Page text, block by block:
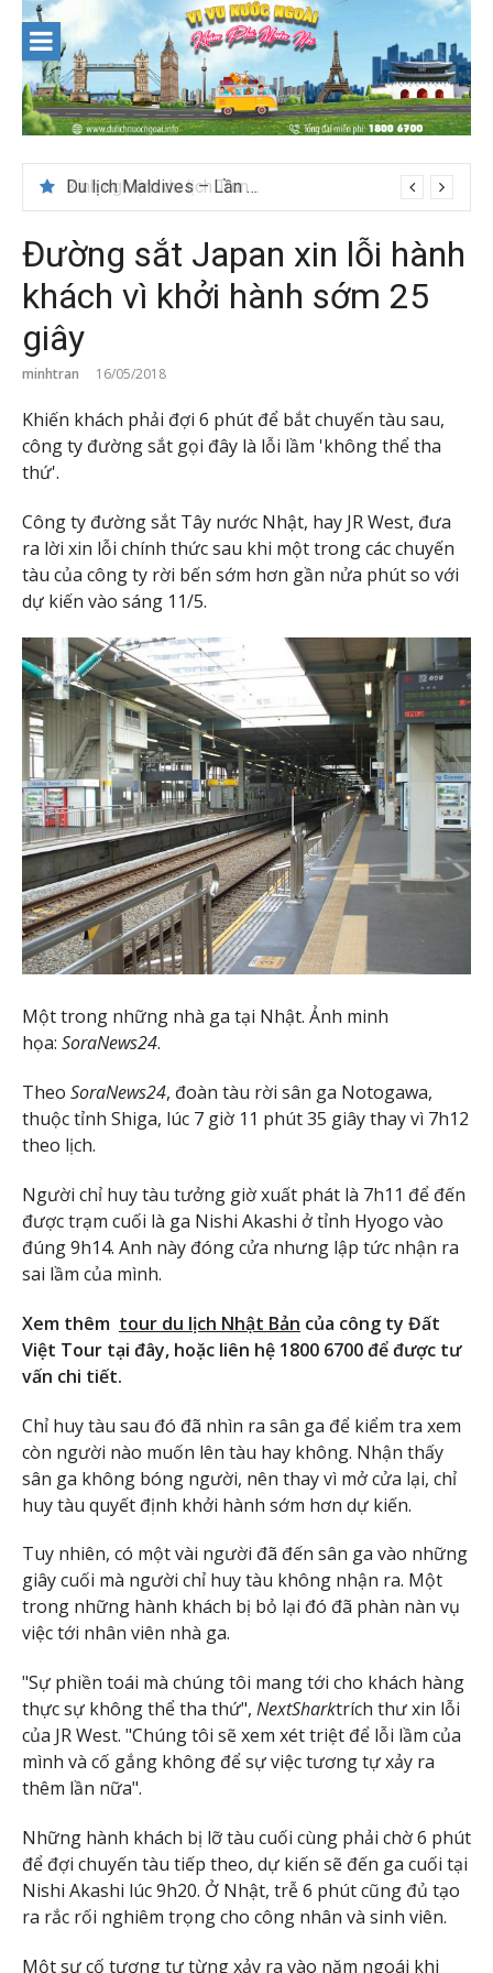
content
Du lịch Maldives – Lần đầu nên đi đâu, chơi gì?
Đường sắt Japan xin lỗi hành
khách vì khởi hành sớm 25
giây
minhtran 16/05/2018
Khiến khách phải đợi 6 phút để bắt chuyến tàu sau,
công ty đường sắt gọi đây là lỗi lầm 'không thể tha
thứ'.
Công ty đường sắt Tây nước Nhật, hay JR West, đưa
ra lời xin lỗi chính thức sau khi một trong các chuyến
tàu của công ty rời bến sớm hơn gần nửa phút so với
dự kiến vào sáng 11/5.
Một trong những nhà ga tại Nhật. Ảnh minh
họa: SoraNews24.
Theo SoraNews24, đoàn tàu rời sân ga Notogawa,
thuộc tỉnh Shiga, lúc 7 giờ 11 phút 35 giây thay vì 7h12
theo lịch.
Người chỉ huy tàu tưởng giờ xuất phát là 7h11 để đến
được trạm cuối là ga Nishi Akashi ở tỉnh Hyogo vào
đúng 9h14. Anh này đóng cửa nhưng lập tức nhận ra
sai lầm của mình.
Xem thêm tour du lịch Nhật Bản của công ty Đất
Việt Tour tại đây, hoặc liên hệ 1800 6700 để được tư
vấn chi tiết.
Chỉ huy tàu sau đó đã nhìn ra sân ga để kiểm tra xem
còn người nào muốn lên tàu hay không. Nhận thấy
sân ga không bóng người, nên thay vì mở cửa lại, chỉ
huy tàu quyết định khởi hành sớm hơn dự kiến.
Tuy nhiên, có một vài người đã đến sân ga vào những
giây cuối mà người chỉ huy tàu không nhận ra. Một
trong những hành khách bị bỏ lại đó đã phàn nàn vụ
việc tới nhân viên nhà ga.
"Sự phiền toái mà chúng tôi mang tới cho khách hàng
thực sự không thể tha thứ", NextSharktrích thư xin lỗi
của JR West. "Chúng tôi sẽ xem xét triệt để lỗi lầm của
mình và cố gắng không để sự việc tương tự xảy ra
thêm lần nữa".
Những hành khách bị lỡ tàu cuối cùng phải chờ 6 phút
để đợi chuyến tàu tiếp theo, dự kiến sẽ đến ga cuối tại
Nishi Akashi lúc 9h20. Ở Nhật, trễ 6 phút cũng đủ tạo
ra rắc rối nghiêm trọng cho công nhân và sinh viên.
Một sự cố tương tự từng xảy ra vào năm ngoái khi